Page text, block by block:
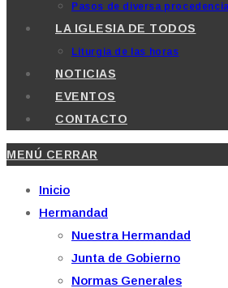
Pasos de diversa
LA IGLESIA DE TODOS
Liturgia de las horas
NOTICIAS
EVENTOS
CONTACTO
MENÚ CERRAR
Inicio
Hermandad
Nuestra Hermandad
Junta de Gobierno
Normas Generales